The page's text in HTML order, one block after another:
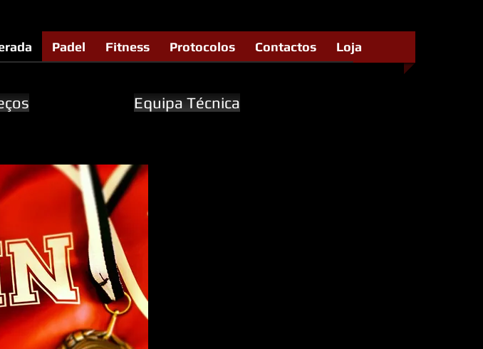
Padel Fitness Protocolos Contactos Loja
Equipa Técnica